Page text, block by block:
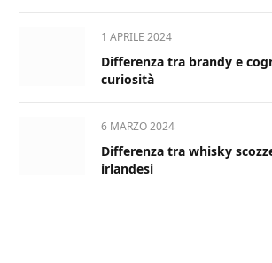
1 APRILE 2024
Differenza tra brandy e
curiosità
6 MARZO 2024
Differenza tra whisky
irlandesi